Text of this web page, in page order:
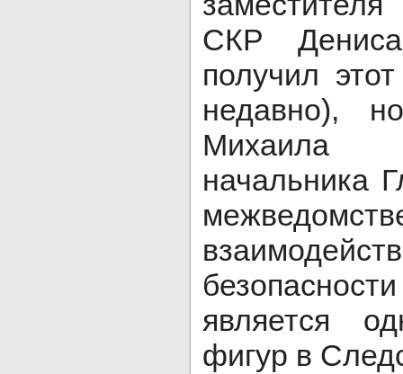
СКР
получил
недавно),
Михаила
начальника
является
фигур в